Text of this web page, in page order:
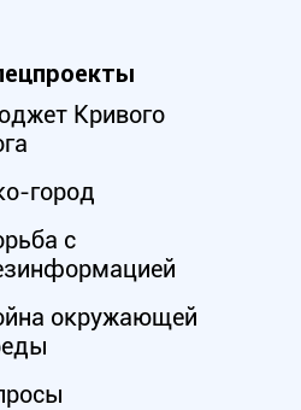
Кривого
город
с
окружающей